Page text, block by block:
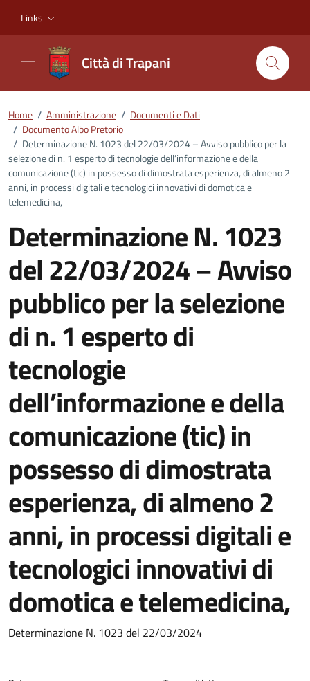
Links
Città di Trapani
Home / Amministrazione / Documenti e Dati
/ Documento Albo Pretorio
/ Determinazione N. 1023 del 22/03/2024 – Avviso pubblico per la
selezione di n. 1 esperto di tecnologie dell’informazione e della
comunicazione (tic) in possesso di dimostrata esperienza, di almeno 2
anni, in processi digitali e tecnologici innovativi di domotica e
telemedicina,
Determinazione N. 1023
del 22/03/2024 – Avviso
pubblico per la selezione
di n. 1 esperto di
tecnologie
dell’informazione e della
comunicazione (tic) in
possesso di dimostrata
esperienza, di almeno 2
anni, in processi digitali e
tecnologici innovativi di
domotica e telemedicina,
Dettagli del documento
Determinazione N. 1023 del 22/03/2024